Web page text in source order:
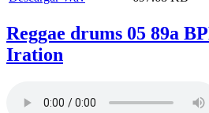
Reggae drums 05 89a
Iration